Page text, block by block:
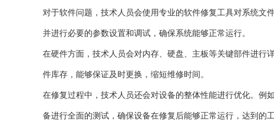
对于软件问题，技术人员会使用专业的软件修复工具对系统文
并进行必要的参数设置和调试，确保系统能够正常运行。
在硬件方面，技术人员会对内存、硬盘、主板等关键部件进行
件库存，能够保证及时更换，缩短维修时间。
在修复过程中，技术人员还会对设备的整体性能进行优化。例
备进行全面的测试，确保设备在修复后能够正常运行，达到的工